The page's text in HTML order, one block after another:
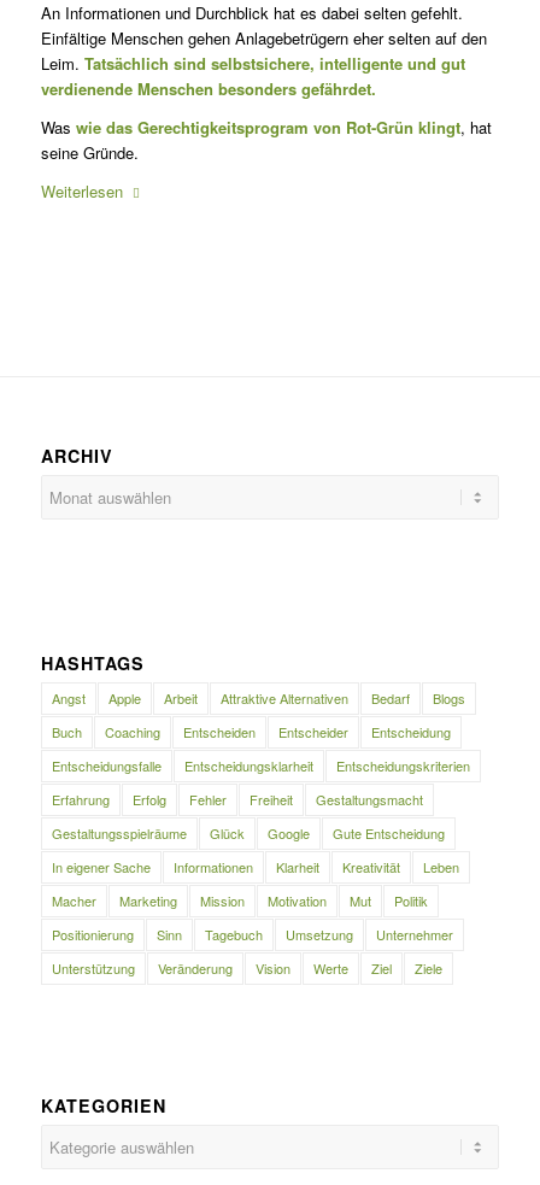
An Informationen und Durchblick hat es dabei selten gefehlt.
Einfältige Menschen gehen Anlagebetrügern eher selten auf den
Leim. Tatsächlich sind selbstsichere, intelligente und gut
verdienende Menschen besonders gefährdet.
Was wie das Gerechtigkeitsprogram von Rot-Grün klingt, hat
seine Gründe.
Weiterlesen
ARCHIV
HASHTAGS
Angst Apple Arbeit Attraktive Alternativen Bedarf
Blogs
Buch
Coaching Entscheiden Entscheider
Entscheidung
Entscheidungsfalle
Entscheidungsklarheit
Entscheidungskriterien
Erfahrung
Erfolg Fehler Freiheit
Gestaltungsmacht
Gestaltungsspielräume
Glück Google
Gute Entscheidung
In eigener Sache
Informationen Klarheit Kreativität
Leben
Macher
Marketing Mission Motivation Mut
Politik
Positionierung
Sinn Tagebuch Umsetzung
Unternehmer
Unterstützung
Veränderung Vision Werte Ziel Ziele
KATEGORIEN